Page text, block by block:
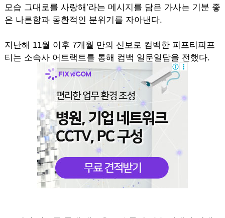
모습 그대로를 사랑해’라는 메시지를 담은 가사는 기분 좋
은 나른함과 몽환적인 분위기를 자아낸다.
지난해 11월 이후 7개월 만의 신보로 컴백한 피프티피프
티는 소속사 어트랙트를 통해 컴백 일문일답을 전했다.